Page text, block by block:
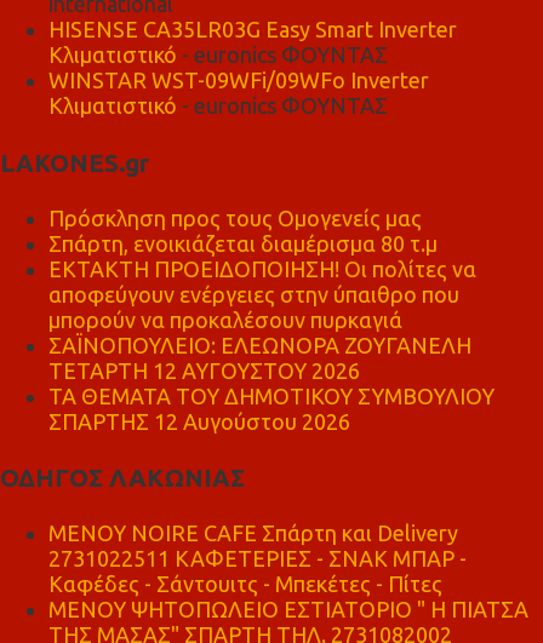
HISENSE CA35LR03G Easy Smart Inverter
Κλιματιστικό - euronics ΦΟΥΝΤΑΣ
WINSTAR WST-09WFi/09WFo Inverter
Κλιματιστικό - euronics ΦΟΥΝΤΑΣ
LAKONES.gr
Πρόσκληση προς τους Ομογενείς μας
Σπάρτη, ενοικιάζεται διαμέρισμα 80 τ.μ
ΕΚΤΑΚΤΗ ΠΡΟΕΙΔΟΠΟΙΗΣΗ! Οι πολίτες να
αποφεύγουν ενέργειες στην ύπαιθρο που
μπορούν να προκαλέσουν πυρκαγιά
ΣΑΪΝΟΠΟΥΛΕΙΟ: ΕΛΕΩΝΟΡΑ ΖΟΥΓΑΝΕΛΗ
ΤΕΤΑΡΤΗ 12 ΑΥΓΟΥΣΤΟΥ 2026
ΤΑ ΘΕΜΑΤΑ ΤΟΥ ΔΗΜΟΤΙΚΟΥ ΣΥΜΒΟΥΛΙΟΥ
ΣΠΑΡΤΗΣ 12 Αυγούστου 2026
ΟΔΗΓΟΣ ΛΑΚΩΝΙΑΣ
MENOY NOIRE CAFE Σπάρτη και Delivery
2731022511 ΚΑΦΕΤΕΡΙΕΣ - ΣΝΑΚ ΜΠΑΡ -
Καφέδες - Σάντουιτς - Μπεκέτες - Πίτες
ΜΕΝΟΥ ΨΗΤΟΠΩΛΕΙΟ ΕΣΤΙΑΤΟΡΙΟ " Η ΠΙΑΤΣΑ
ΤΗΣ ΜΑΣΑΣ" ΣΠΑΡΤΗ ΤΗΛ. 2731082002